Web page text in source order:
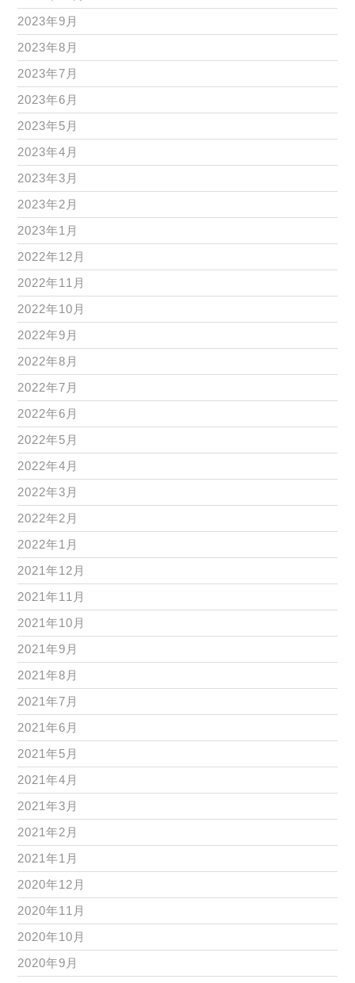
2023年9月
2023年8月
2023年7月
2023年6月
2023年5月
2023年4月
2023年3月
2023年2月
2023年1月
2022年12月
2022年11月
2022年10月
2022年9月
2022年8月
2022年7月
2022年6月
2022年5月
2022年4月
2022年3月
2022年2月
2022年1月
2021年12月
2021年11月
2021年10月
2021年9月
2021年8月
2021年7月
2021年6月
2021年5月
2021年4月
2021年3月
2021年2月
2021年1月
2020年12月
2020年11月
2020年10月
2020年9月